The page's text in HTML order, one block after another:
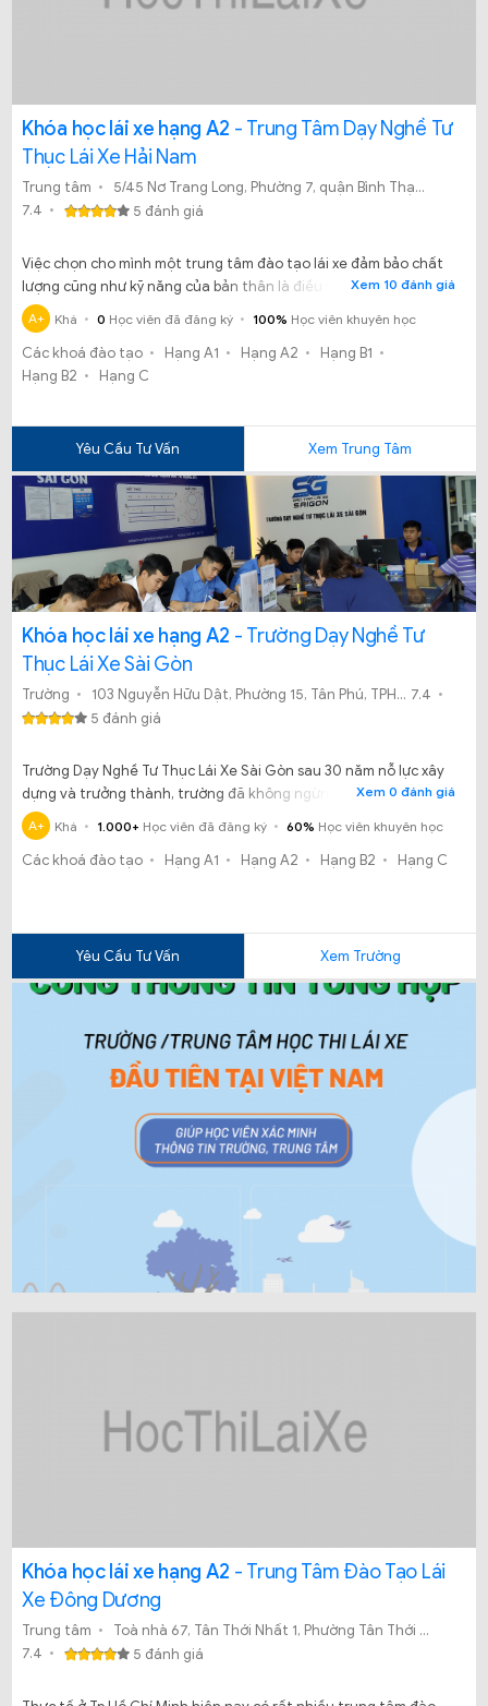
Khóa học lái xe hạng A2 - Trung Tâm Dạy Nghề Tư
Thục Lái Xe Hải Nam
Trung tâm
5/45 Nơ Trang Long, Phường 7, quận Bình Thạnh, TP. Hồ Chí Minh ( hẻm số 5 cạnh bệnh viện Ung Bướu)
7.4
5 đánh giá
Việc chọn cho mình một trung tâm đào tạo lái xe đảm bảo chất
lượng cũng như kỹ năng của bản thân là điều vô cùng quan
trọng. Vậy học thi lái xe tại Trung tâm dạy nghề tư thục lái xe Hải
Nam có uy tín, chất lượng có đảm bảo tỷ lệ đậu tại TP.HCM hay
không?
Xem 10 đánh giá
A+ Khá 0 Học viên đã đăng ký 100% Học viên khuyên học
Các khoá đào tạo Hạng A1 Hạng A2
Hạng B1
Hạng B2
Hạng C
Yêu Cầu Tư Vấn Xem Trung Tâm
Khóa học lái xe hạng A2 - Trường Dạy Nghề Tư
Thục Lái Xe Sài Gòn
Trường 103 Nguyễn Hữu Dật, Phường 15, Tân Phú, TPHCM 7.4
5 đánh giá
Trường Dạy Nghề Tư Thục Lái Xe Sài Gòn sau 30 năm nỗ lực xây
dựng và trưởng thành, trường đã không ngừng vươn lên khẳng
định vị thế trong hệ thống trường nghề dạy lái xe uy tín trên địa
bàn TPHCM.
Xem 0 đánh giá
A+ Khá 1.000+ Học viên đã đăng ký 60% Học viên khuyên học
Các khoá đào tạo Hạng A1 Hạng A2 Hạng B2 Hạng C
Yêu Cầu Tư Vấn Xem Trường
Khóa học lái xe hạng A2 - Trung Tâm Đào Tạo Lái
Xe Đông Dương
Trung tâm
Toà nhà 67, Tân Thới Nhất 1, Phường Tân Thới Nhất, Quận 12, TP.HCM
7.4
5 đánh giá